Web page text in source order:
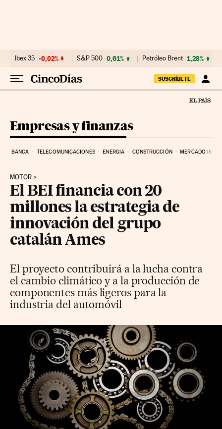
Ibex 35 -0,02% S&P 500 0,61% Petróleo Brent 1,28%
SUSCRÍBETE
Empresas y finanzas
BANCA TELECOMUNICACIONES ENERGIA CONSTRUCCIÓN MERCADO
MOTOR
El BEI financia con 20
millones la estrategia de
innovación del grupo
catalán Ames
El proyecto contribuirá a la lucha contra
el cambio climático y a la producción de
componentes más ligeros para la
industria del automóvil